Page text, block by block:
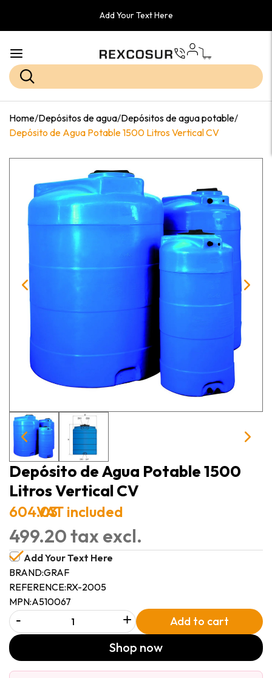
Add Your Text Here
Home/Depósitos de agua/Depósitos de agua potable/
Depósito de Agua Potable 1500 Litros Vertical CV
Depósito de Agua Potable 1500
Litros Vertical CV
604.03VAT included
499.20 tax excl.
Add Your Text Here
BRAND:GRAF
REFERENCE:RX-2005
MPN:A510067
- + Add to cart
Shop now